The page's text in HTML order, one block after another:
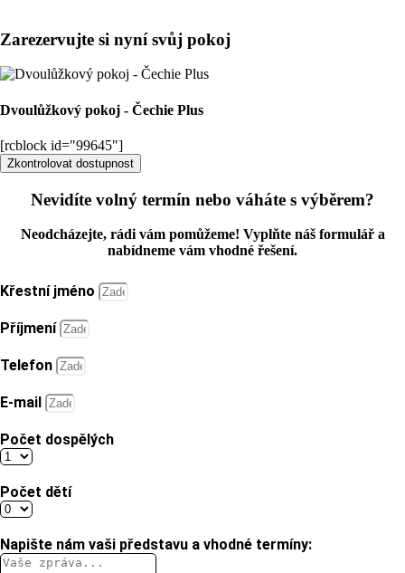
Zarezervujte si nyní svůj pokoj
Dvoulůžkový pokoj - Čechie Plus
[rcblock id="99645"]
Zkontrolovat dostupnost
Nevidíte volný termín nebo váháte s výběrem?
Neodcházejte, rádi vám pomůžeme! Vyplňte náš formulář a
nabídneme vám vhodné řešení.
Křestní jméno
Příjmení
Telefon
E-mail
Počet dospělých
Počet dětí
Napište nám vaši představu a vhodné termíny: